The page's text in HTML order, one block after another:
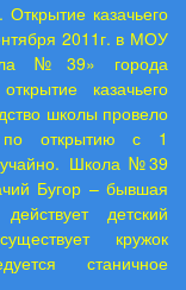
Открытие казачьего
2011г. в МОУ
№39» города
казачьего
школы провело
по открытию с 1
Школа №39
Бугор – бывшая
детский
кружок
станичное